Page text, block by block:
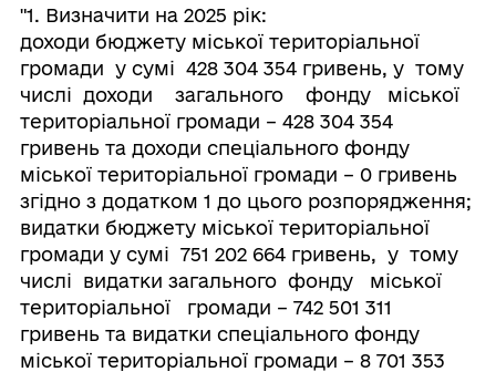
"1. Визначити на 2025 рік:
доходи бюджету міської територіальної
громади у сумі 428 304 354 гривень, у тому
числі доходи загального фонду міської
територіальної громади – 428 304 354
гривень та доходи спеціального фонду
міської територіальної громади – 0 гривень
згідно з додатком 1 до цього розпорядження;
видатки бюджету міської територіальної
громади у сумі 751 202 664 гривень, у тому
числі видатки загального фонду міської
територіальної громади – 742 501 311
гривень та видатки спеціального фонду
міської територіальної громади – 8 701 353